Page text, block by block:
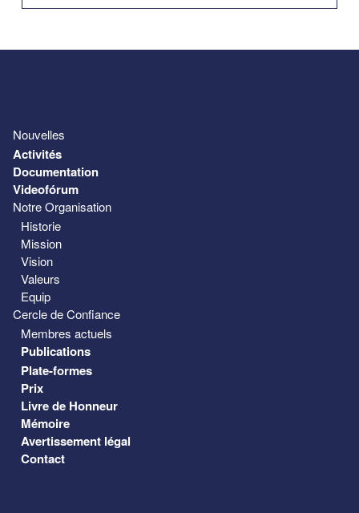
Nouvelles
Activités
Documentation
Videofórum
Notre Organisation
Historie
Mission
Vision
Valeurs
Equip
Cercle de Confiance
Membres actuels
Publications
Plate-formes
Prix
Livre de Honneur
Mémoire
Avertissement légal
Contact